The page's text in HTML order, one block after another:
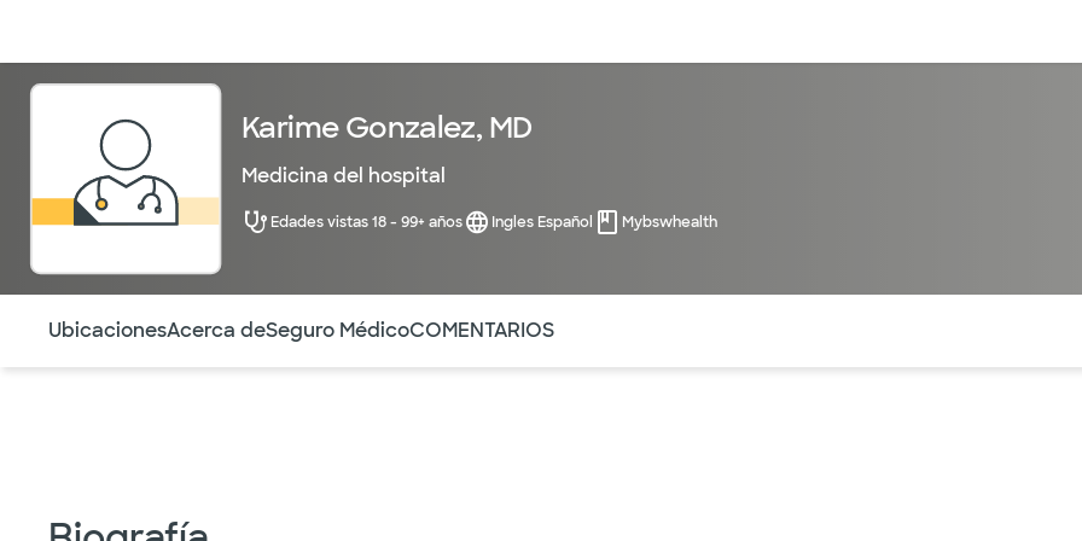
Karime Gonzalez, MD
Medicina del hospital
Edades vistas 18 - 99+ años Ingles Español Mybswhealth
UbicacionesAcerca deSeguro MédicoCOMENTARIOS